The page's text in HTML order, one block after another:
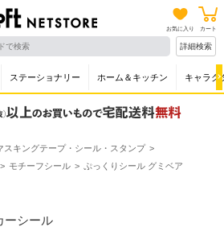
お気に入り カート
詳細検索
ステーショナリー ホーム＆キッチン キャラク
スキングテープ・シール・スタンプ
モチーフシール ぷっくりシール グミベア
ーシール